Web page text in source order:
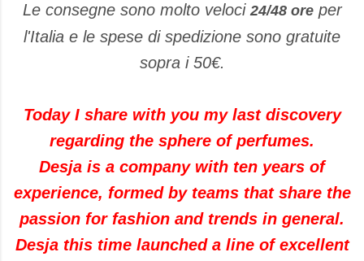
Le consegne sono molto veloci 24/48 oreper
l'Italia e le spese di spedizione sono gratuite
sopra i 50€.
Today I share with you my last discovery
regarding the sphere of perfumes.
Desja is a company with ten years of
experience, formed by teams that share the
passion for fashion and trends in general.
Desja this time launched a line of excellent